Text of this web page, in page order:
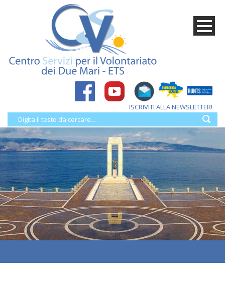
ISCRIVITI ALLA NEWSLETTER!